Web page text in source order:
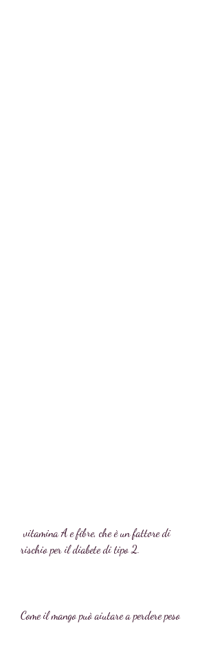
rischio per il diabete di tipo 2.
Come il mango può aiutare a perdere peso